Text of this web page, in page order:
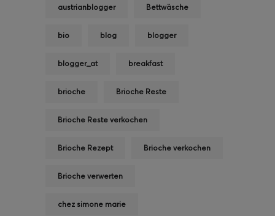
austrianblogger Bettwäsche
bio blog blogger
blogger_at breakfast
brioche Brioche Reste
Brioche Reste verkochen
Brioche Rezept Brioche verkochen
Brioche verwerten
chez simone marie